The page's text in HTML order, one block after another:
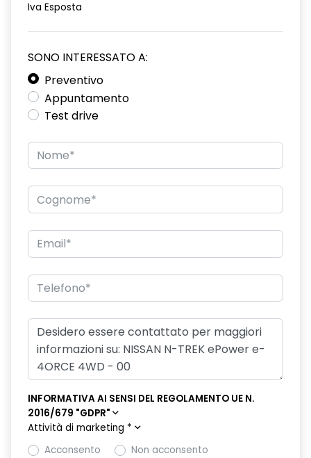
Iva Esposta
SONO INTERESSATO A:
Preventivo
Appuntamento
Test drive
INFORMATIVA AI SENSI DEL REGOLAMENTO UE N.
2016/679 "GDPR"
Attività di marketing *
Acconsento
Non acconsento